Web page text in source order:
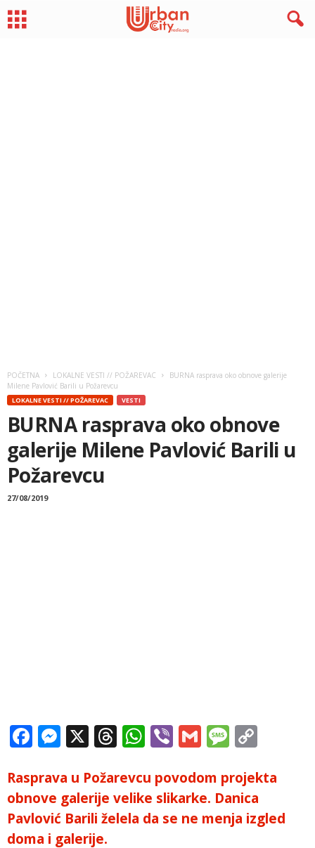
POČETNA LOKALNE VESTI // POŽAREVAC
BURNA rasprava oko obnove galerije
Milene Pavlović Barili u Požarevcu
LOKALNE VESTI // POŽAREVAC VESTI
BURNA rasprava oko obnove
galerije Milene Pavlović Barili u
Požarevcu
27/08/2019
Facebook
Messenger
X Threads
WhatsApp
ViberGmail
Rasprava u Požarevcu povodom projekta
obnove galerije velike slikarke. Danica
Pavlović Barili želela da se ne menja izgled
doma i galerije.